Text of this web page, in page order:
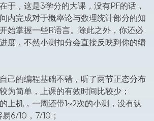
于，这是3学分的大课，没有PF的话，
内完成对于概率论与数理统计部分的知
始掌握一些R语言。除此之外，你还必
度，不然小测扣分会直接反映到你的绩
己的编程基础不错，听了两节正态分布
为简单，上课的有效时间比较少；
上机，一周还带1~2次的小测，没有认
6/10，7/10；